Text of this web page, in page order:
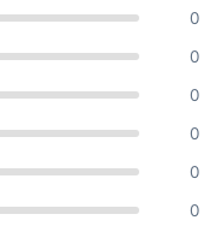
0
0
0
0
0
0